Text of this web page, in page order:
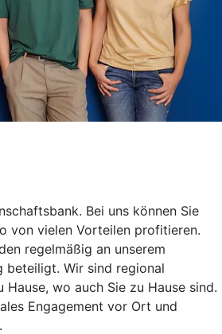
Bei uns können Sie
von vielen Vorteilen profitieren.
regelmäßig an unserem
Wir sind regional
wo auch Sie zu Hause sind.
Engagement vor Ort und